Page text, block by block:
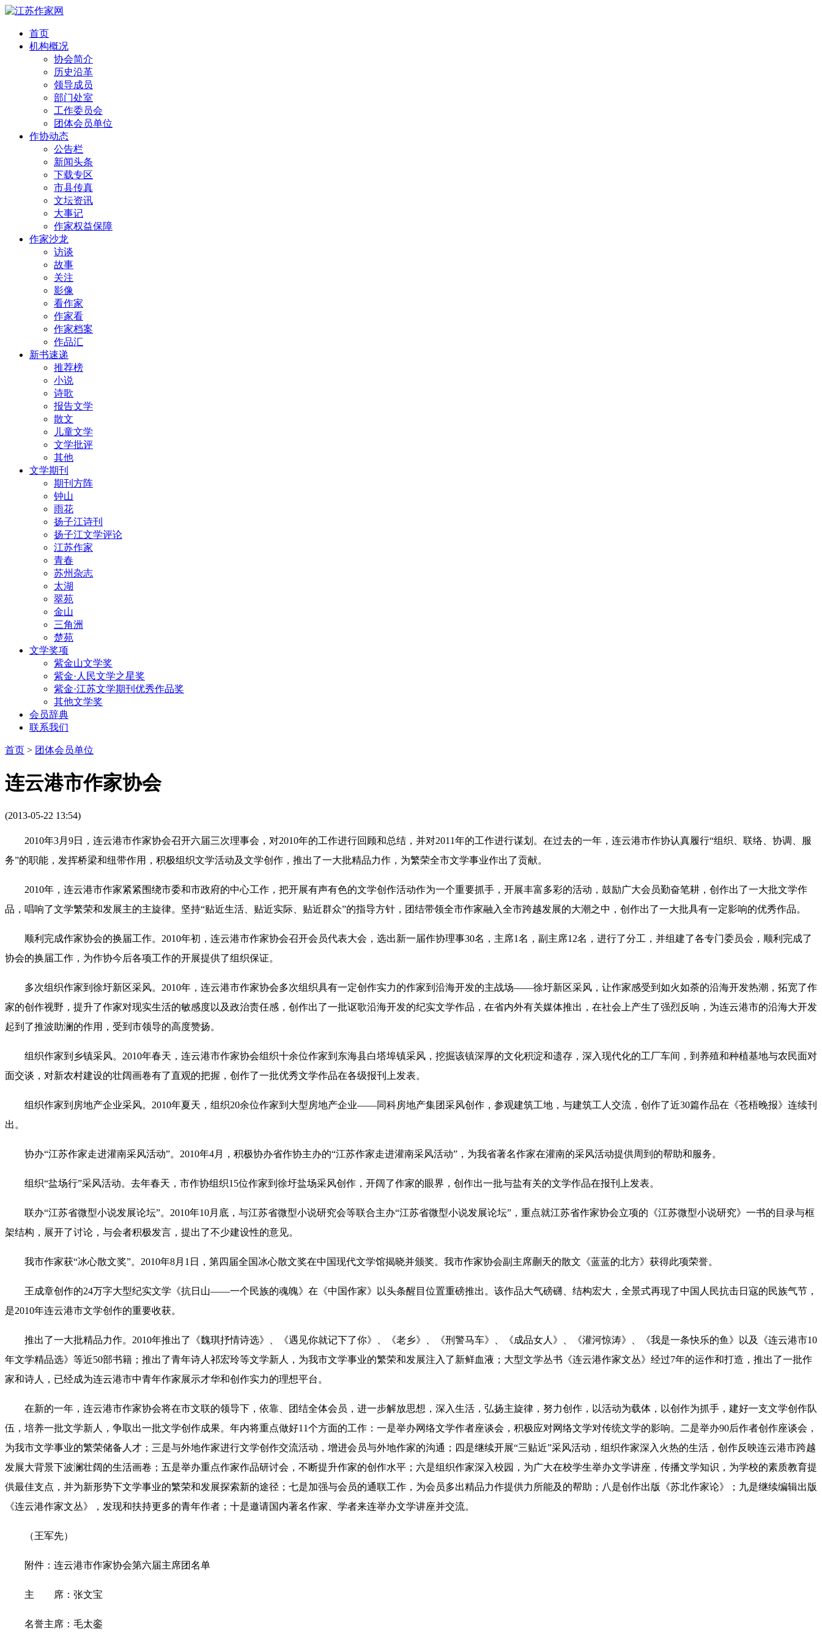
首页
机构概况
协会简介
历史沿革
领导成员
部门处室
工作委员会
团体会员单位
作协动态
公告栏
新闻头条
下载专区
市县传真
文坛资讯
大事记
作家权益保障
作家沙龙
访谈
故事
关注
影像
看作家
作家看
作家档案
作品汇
新书速递
推荐榜
小说
诗歌
报告文学
散文
儿童文学
文学批评
其他
文学期刊
期刊方阵
钟山
雨花
扬子江诗刊
扬子江文学评论
江苏作家
青春
苏州杂志
太湖
翠苑
金山
三角洲
楚苑
文学奖项
紫金山文学奖
紫金·人民文学之星奖
紫金·江苏文学期刊优秀作品奖
其他文学奖
会员辞典
联系我们
首页 > 团体会员单位
连云港市作家协会
(2013-05-22 13:54)
2010年3月9日，连云港市作家协会召开六届三次理事会，对2010年的工作进行回顾和总结，并对2011年的工作进行谋划。在过去的一年，连云港市作协认真履行“组织、联络、协调、服
务”的职能，发挥桥梁和纽带作用，积极组织文学活动及文学创作，推出了一大批精品力作，为繁荣全市文学事业作出了贡献。
2010年，连云港市作家紧紧围绕市委和市政府的中心工作，把开展有声有色的文学创作活动作为一个重要抓手，开展丰富多彩的活动，鼓励广大会员勤奋笔耕，创作出了一大批文学作
品，唱响了文学繁荣和发展主的主旋律。坚持“贴近生活、贴近实际、贴近群众”的指导方针，团结带领全市作家融入全市跨越发展的大潮之中，创作出了一大批具有一定影响的优秀作品。
顺利完成作家协会的换届工作。2010年初，连云港市作家协会召开会员代表大会，选出新一届作协理事30名，主席1名，副主席12名，进行了分工，并组建了各专门委员会，顺利完成了
协会的换届工作，为作协今后各项工作的开展提供了组织保证。
多次组织作家到徐圩新区采风。2010年，连云港市作家协会多次组织具有一定创作实力的作家到沿海开发的主战场——徐圩新区采风，让作家感受到如火如荼的沿海开发热潮，拓宽了作
家的创作视野，提升了作家对现实生活的敏感度以及政治责任感，创作出了一批讴歌沿海开发的纪实文学作品，在省内外有关媒体推出，在社会上产生了强烈反响，为连云港市的沿海大开发
起到了推波助澜的作用，受到市领导的高度赞扬。
组织作家到乡镇采风。2010年春天，连云港市作家协会组织十余位作家到东海县白塔埠镇采风，挖掘该镇深厚的文化积淀和遗存，深入现代化的工厂车间，到养殖和种植基地与农民面对
面交谈，对新农村建设的壮阔画卷有了直观的把握，创作了一批优秀文学作品在各级报刊上发表。
组织作家到房地产企业采风。2010年夏天，组织20余位作家到大型房地产企业——同科房地产集团采风创作，参观建筑工地，与建筑工人交流，创作了近30篇作品在《苍梧晚报》连续刊
出。
协办“江苏作家走进灌南采风活动”。2010年4月，积极协办省作协主办的“江苏作家走进灌南采风活动”，为我省著名作家在灌南的采风活动提供周到的帮助和服务。
组织“盐场行”采风活动。去年春天，市作协组织15位作家到徐圩盐场采风创作，开阔了作家的眼界，创作出一批与盐有关的文学作品在报刊上发表。
联办“江苏省微型小说发展论坛”。2010年10月底，与江苏省微型小说研究会等联合主办“江苏省微型小说发展论坛”，重点就江苏省作家协会立项的《江苏微型小说研究》一书的目录与框
架结构，展开了讨论，与会者积极发言，提出了不少建设性的意见。
我市作家获“冰心散文奖”。2010年8月1日，第四届全国冰心散文奖在中国现代文学馆揭晓并颁奖。我市作家协会副主席蒯天的散文《蓝蓝的北方》获得此项荣誉。
王成章创作的24万字大型纪实文学《抗日山——一个民族的魂魄》在《中国作家》以头条醒目位置重磅推出。该作品大气磅礴、结构宏大，全景式再现了中国人民抗击日寇的民族气节，
是2010年连云港市文学创作的重要收获。
推出了一大批精品力作。2010年推出了《魏琪抒情诗选》、《遇见你就记下了你》、《老乡》、《刑警马车》、《成品女人》、《灌河惊涛》、《我是一条快乐的鱼》以及《连云港市10
年文学精品选》等近50部书籍；推出了青年诗人祁宏玲等文学新人，为我市文学事业的繁荣和发展注入了新鲜血液；大型文学丛书《连云港作家文丛》经过7年的运作和打造，推出了一批作
家和诗人，已经成为连云港市中青年作家展示才华和创作实力的理想平台。
在新的一年，连云港市作家协会将在市文联的领导下，依靠、团结全体会员，进一步解放思想，深入生活，弘扬主旋律，努力创作，以活动为载体，以创作为抓手，建好一支文学创作队
伍，培养一批文学新人，争取出一批文学创作成果。年内将重点做好11个方面的工作：一是举办网络文学作者座谈会，积极应对网络文学对传统文学的影响。二是举办90后作者创作座谈会，
为我市文学事业的繁荣储备人才；三是与外地作家进行文学创作交流活动，增进会员与外地作家的沟通；四是继续开展“三贴近”采风活动，组织作家深入火热的生活，创作反映连云港市跨越
发展大背景下波澜壮阔的生活画卷；五是举办重点作家作品研讨会，不断提升作家的创作水平；六是组织作家深入校园，为广大在校学生举办文学讲座，传播文学知识，为学校的素质教育提
供最佳支点，并为新形势下文学事业的繁荣和发展探索新的途径；七是加强与会员的通联工作，为会员多出精品力作提供力所能及的帮助；八是创作出版《苏北作家论》；九是继续编辑出版
《连云港作家文丛》，发现和扶持更多的青年作者；十是邀请国内著名作家、学者来连举办文学讲座并交流。
（王军先）
附件：连云港市作家协会第六届主席团名单
主 席：张文宝
名誉主席：毛太銮